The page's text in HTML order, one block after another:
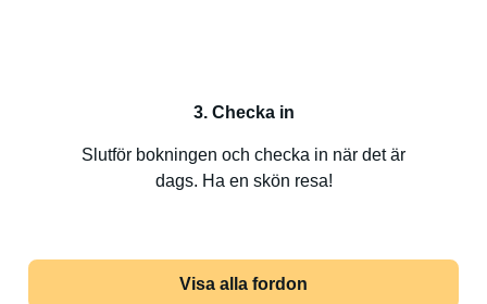
3. Checka in
Slutför bokningen och checka in när det är
dags. Ha en skön resa!
Visa alla fordon